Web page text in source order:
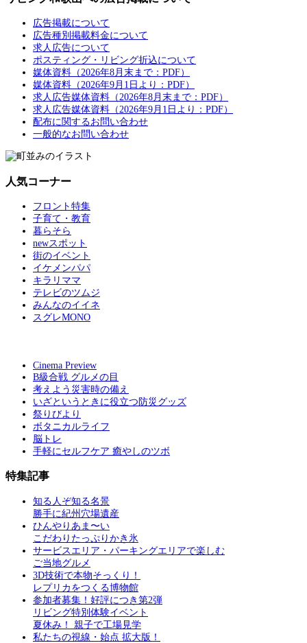
広告掲載について
広告種別掲載料金について
求人広告について
ポスティング・リビング折込について
媒体資料（2026年8月末まで：PDF）
媒体資料（2026年9月1日より：PDF）
求人広告媒体資料（2026年8月末まで：PDF）
求人広告媒体資料（2026年9月1日より：PDF）
配布に関するお問い合わせ
一般的なお問い合わせ
人気コーナー
フロント特集
子育て・教育
暮らそら
newスポット
街のイベント
イケメンパパ
キラリママ
テレビのツムジ
みんなのイイネ
スグレMONO
Cinema Preview
B級合戦 グルメの目
考えよう災害時の備え
いざというときに役立つ防災グッズ
祭りびより
ボタニカルライフ
脳トレ
手軽にセルフケア 癒やしのツボ
特集記事
知る人ぞ知る名景
勝手に紀州穴場遺産
ひんやりあま〜い
こだわりたっぷりかき氷
サービスエリア・パーキングエリアで楽しむ
ご当地グルメ
3D技術で本物そっくり！
レプリカをつくる博物館
参加者募集！好評につき第2弾
リビング特別体験イベント
夏休み！ 親子で工場見学
私たちの視線・始点 拡大版！